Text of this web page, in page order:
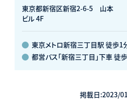
東京都新宿区新宿2-6-5 山本
ビル 4F
東京メトロ新宿三丁目駅 徒歩1
都営バス「新宿三丁目」下車 徒
掲載日:2023/